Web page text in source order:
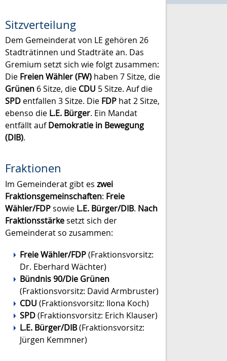
Sitzverteilung
Dem Gemeinderat von LE gehören 26
Stadträtinnen und Stadträte an. Das
Gremium setzt sich wie folgt zusammen:
Die Freien Wähler (FW) haben 7 Sitze, die
Grünen 6 Sitze, die CDU 5 Sitze. Auf die
SPD entfallen 3 Sitze. Die FDP hat 2 Sitze,
ebenso die L.E. Bürger. Ein Mandat
entfällt aufDemokratie in Bewegung
(DIB).
Fraktionen
Im Gemeinderat gibt es zwei
Fraktionsgemeinschaften: Freie
Wähler/FDPsowie L.E. Bürger/DIB. Nach
Fraktionsstärkesetzt sich der
Gemeinderat so zusammen:
Freie Wähler/FDP(Fraktionsvorsitz:
Dr. Eberhard Wächter)
Bündnis 90/Die Grünen
(Fraktionsvorsitz: David Armbruster)
CDU (Fraktionsvorsitz: Ilona Koch)
SPD(Fraktionsvorsitz: Erich Klauser)
L.E. Bürger/DIB(Fraktionsvorsitz:
Jürgen Kemmner)